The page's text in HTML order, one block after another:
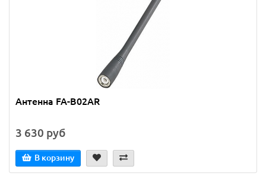
Антенна FA-B02AR
3 630 руб
В корзину